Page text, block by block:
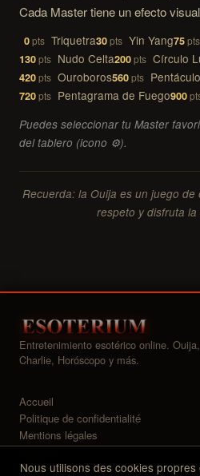
Cada Master tiene un efecto
0 Triquetra30 Yin Yang75
130 Nudo Celta200 Círculo
420 Ouroboros560
720 Pentagrama de Fuego900
Puedes seleccionar tu Master
del tablero (icono ⚙).
Recuerda: la Ouija es un juego
respeto y disfruta la
Entretenimiento esotérico online.
Charlie, Horóscopo y más.
Accueil
Politique de confidentialité
Mentions légales
Widgets
Nous utilisons des cookies